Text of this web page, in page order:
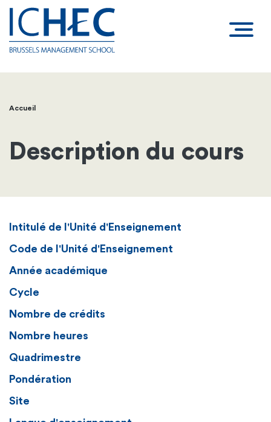
Fil
d'Ariane
Accueil
Description du cours
Intitulé de l'Unité d'Enseignement
Code de l'Unité d'Enseignement
Année académique
Cycle
Nombre de crédits
Nombre heures
Quadrimestre
Pondération
Site